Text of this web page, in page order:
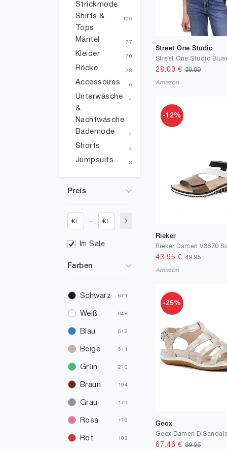
Strickmode
Shirts &
Tops
106
Mäntel 77
Kleider 70
Röcke 28
Accessoires 6
Unterwäsche
&
Nachtwäsche
4
Bademode 4
Shorts 4
Jumpsuits 3
Preis
€ €
Im Sale
Farben
Schwarz 671
Weiß 648
Blau 612
Beige 511
Grün 210
Braun 194
Grau 170
Rosa 170
Rot 108
Street One Studio
28.00 €39.99
Amazon
-12%
Rieker
Rieker Damen V3670
43.95 €49.95
Amazon
-25%
Geox
67.46 €89.95